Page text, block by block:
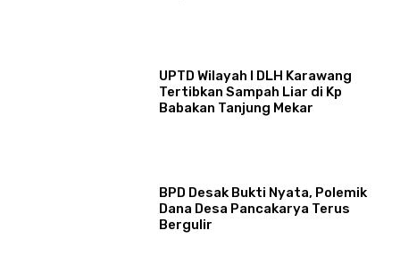
UPTD Wilayah I DLH Karawang
Tertibkan Sampah Liar di Kp
Babakan Tanjung Mekar
BPD Desak Bukti Nyata, Polemik
Dana Desa Pancakarya Terus
Bergulir